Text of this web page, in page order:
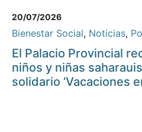
20/07/2026
Bienestar Social, Noticias,
El Palacio Provincial
niños y niñas
solidario ‘Vacaciones